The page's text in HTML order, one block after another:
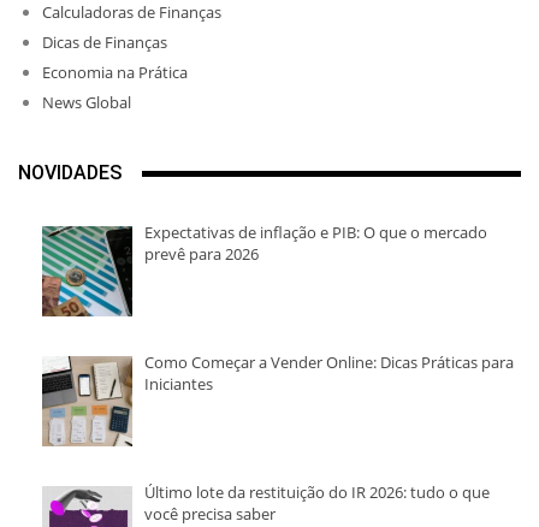
Calculadoras de Finanças
Dicas de Finanças
Economia na Prática
News Global
NOVIDADES
Expectativas de inflação e PIB: O que o mercado
prevê para 2026
Como Começar a Vender Online: Dicas Práticas para
Iniciantes
Último lote da restituição do IR 2026: tudo o que
você precisa saber